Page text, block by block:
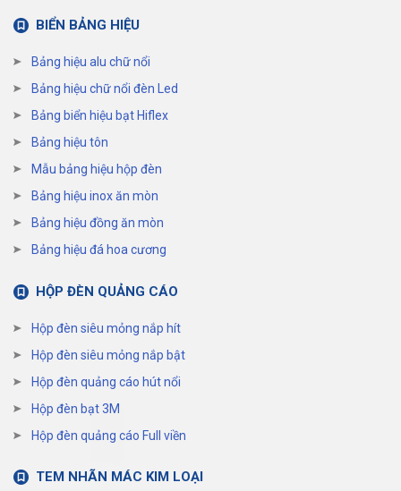
BIỂN BẢNG HIỆU
Bảng hiệu alu chữ nổi
Bảng hiệu chữ nổi đèn Led
Bảng biển hiệu bạt Hiflex
Bảng hiệu tôn
Mẫu bảng hiệu hộp đèn
Bảng hiệu inox ăn mòn
Bảng hiệu đồng ăn mòn
Bảng hiệu đá hoa cương
HỘP ĐÈN QUẢNG CÁO
Hộp đèn siêu mỏng nắp hít
Hộp đèn siêu mỏng nắp bật
Hộp đèn quảng cáo hút nổi
Hộp đèn bạt 3M
Hộp đèn quảng cáo Full viền
TEM NHÃN MÁC KIM LOẠI